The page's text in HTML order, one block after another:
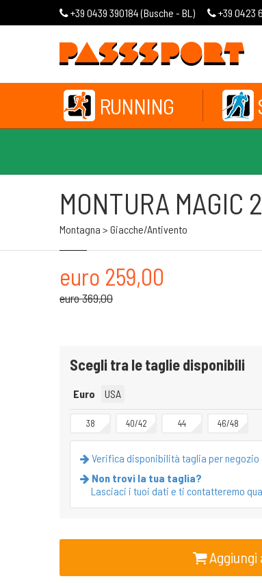
+39 0439 390184 (Busche - BL ) +39 0423
RUNNING
MONTURA MAGIC
Montagna > Giacche/antivento
euro 259,00
euro 369,00
Scegli tra le taglie disponibili
Euro USA
38 40/42 44 46/48
Verifica disponibilità taglia per negozio
Non trovi la tua taglia?
Lasciaci i tuoi dati e ti contatteremo
Aggiungi